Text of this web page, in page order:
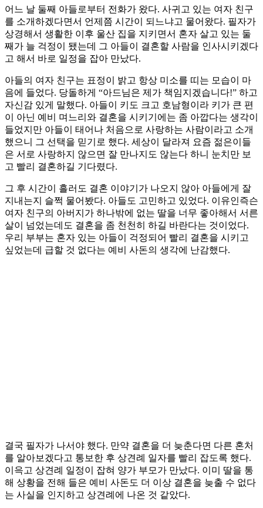
어느 날 둘째 아들로부터 전화가 왔다. 사귀고 있는 여자 친구
를 소개하겠다면서 언제쯤 시간이 되느냐고 물어왔다. 필자가
상경해서 생활한 이후 울산 집을 지키면서 혼자 살고 있는 둘
째가 늘 걱정이 됐는데 그 아들이 결혼할 사람을 인사시키겠다
고 해서 바로 일정을 잡아 만났다.
아들의 여자 친구는 표정이 밝고 항상 미소를 띠는 모습이 마
음에 들었다. 당돌하게 “아드님은 제가 책임지겠습니다!” 하고
자신감 있게 말했다. 아들이 키도 크고 호남형이라 키가 큰 편
이 아닌 예비 며느리와 결혼을 시키기에는 좀 아깝다는 생각이
들었지만 아들이 태어나 처음으로 사랑하는 사람이라고 소개
했으니 그 선택을 믿기로 했다. 세상이 달라져 요즘 젊은이들
은 서로 사랑하지 않으면 잘 만나지도 않는다 하니 눈치만 보
고 빨리 결혼하길 기다렸다.
그 후 시간이 흘러도 결혼 이야기가 나오지 않아 아들에게 잘
지내는지 슬쩍 물어봤다. 아들도 고민하고 있었다. 이유인즉슨
여자 친구의 아버지가 하나밖에 없는 딸을 너무 좋아해서 서른
살이 넘었는데도 결혼을 좀 천천히 하길 바란다는 것이었다.
우리 부부는 혼자 있는 아들이 걱정되어 빨리 결혼을 시키고
싶었는데 급할 것 없다는 예비 사돈의 생각에 난감했다.
결국 필자가 나서야 했다. 만약 결혼을 더 늦춘다면 다른 혼처
를 알아보겠다고 통보한 후 상견례 일자를 빨리 잡도록 했다.
이윽고 상견례 일정이 잡혀 양가 부모가 만났다. 이미 딸을 통
해 상황을 전해 들은 예비 사돈도 더 이상 결혼을 늦출 수 없다
는 사실을 인지하고 상견례에 나온 것 같았다.